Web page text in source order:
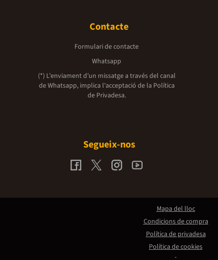
Contacte
Formulari de contacte
Whatsapp
(*) L'enviament d’un missatge a través del canal
de Whatsapp, implica l'acceptació de la Política
de Privadesa.
Segueix-nos
Mapa del lloc
Condicions de compra
Política de privadesa
Política de cookies